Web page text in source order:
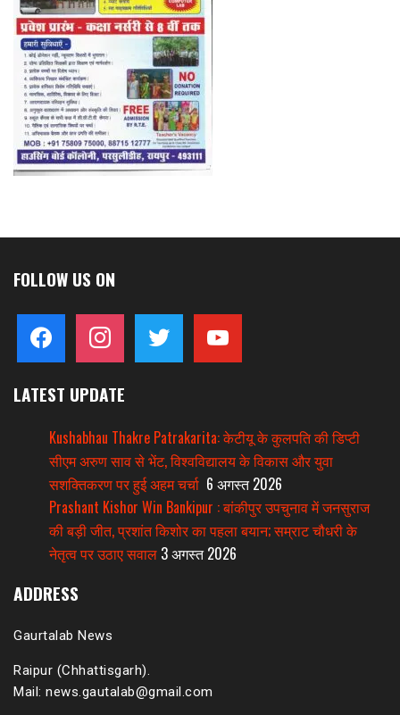
FOLLOW US ON
facebook instagram twitter youtube
LATEST UPDATE
Kushabhau Thakre Patrakarita: केटीयू के कुलपति की डिप्टी
सीएम अरुण साव से भेंट, विश्वविद्यालय के विकास और युवा
सशक्तिकरण पर हुई अहम चर्चा 6 अगस्त 2026
Prashant Kishor Win Bankipur : बांकीपुर उपचुनाव में जनसुराज
की बड़ी जीत, प्रशांत किशोर का पहला बयान; सम्राट चौधरी के
नेतृत्व पर उठाए सवाल 3 अगस्त 2026
ADDRESS
Gaurtalab News
Raipur (Chhattisgarh).
Mail: news.gautalab@gmail.com